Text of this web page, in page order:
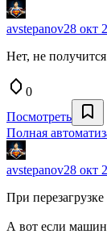
avstepanov28 окт
Нет, не
0
Посмотреть
Полная
avstepanov28 окт
При
А вот если